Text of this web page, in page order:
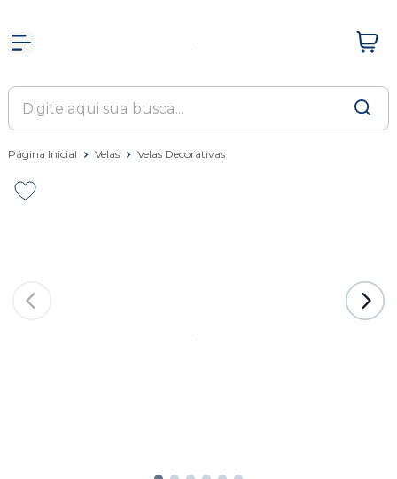
Página Inicial Velas Velas Decorativas